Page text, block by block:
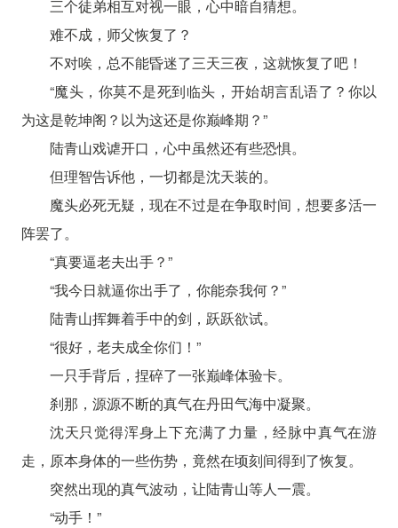
三个徒弟相互对视一眼，心中暗自猜想。
难不成，师父恢复了？
不对唉，总不能昏迷了三天三夜，这就恢复了吧！
“魔头，你莫不是死到临头，开始胡言乱语了？你以
为这是乾坤阁？以为这还是你巅峰期？”
陆青山戏谑开口，心中虽然还有些恐惧。
但理智告诉他，一切都是沈天装的。
魔头必死无疑，现在不过是在争取时间，想要多活一
阵罢了。
“真要逼老夫出手？”
“我今日就逼你出手了，你能奈我何？”
陆青山挥舞着手中的剑，跃跃欲试。
“很好，老夫成全你们！”
一只手背后，捏碎了一张巅峰体验卡。
刹那，源源不断的真气在丹田气海中凝聚。
沈天只觉得浑身上下充满了力量，经脉中真气在游
走，原本身体的一些伤势，竟然在顷刻间得到了恢复。
突然出现的真气波动，让陆青山等人一震。
“动手！”